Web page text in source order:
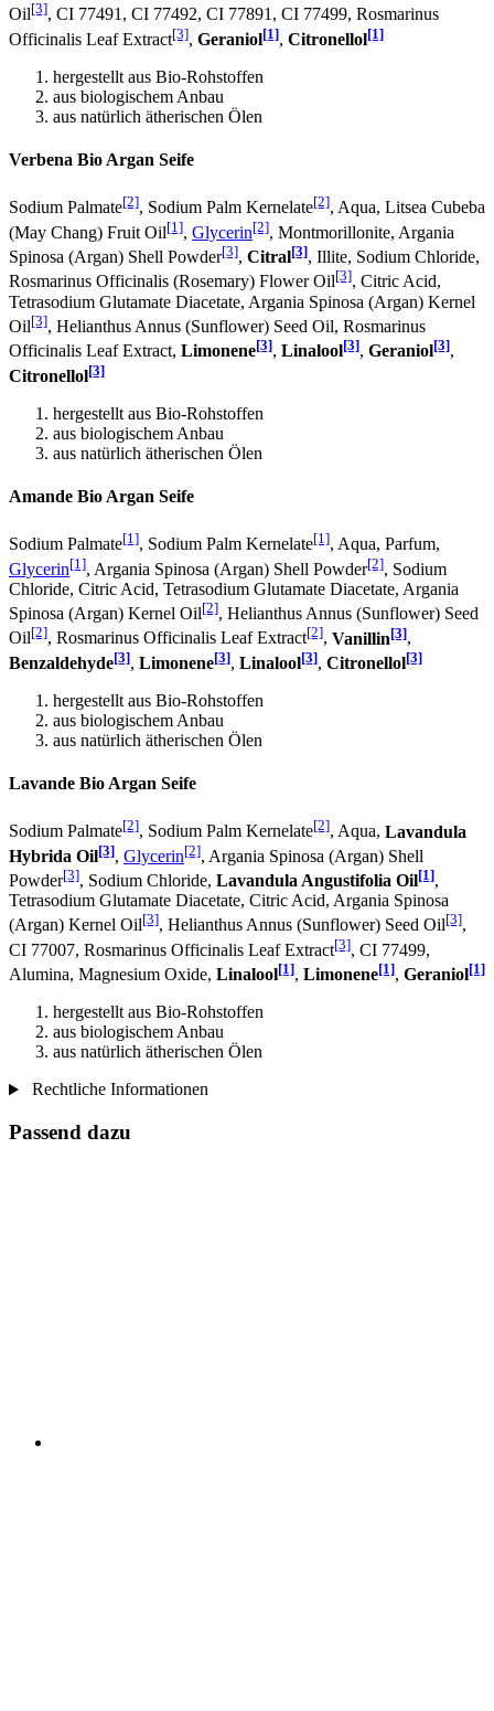
Oil[3], CI 77491, CI 77492, CI 77891, CI 77499, Rosmarinus
Officinalis Leaf Extract[3], Geraniol[1], Citronellol[1]
hergestellt aus Bio-Rohstoffen
aus biologischem Anbau
aus natürlich ätherischen Ölen
Verbena Bio Argan Seife
Sodium Palmate[2], Sodium Palm Kernelate[2], Aqua, Litsea Cubeba
(May Chang) Fruit Oil[1], Glycerin[2], Montmorillonite, Argania
Spinosa (Argan) Shell Powder[3], Citral[3], Illite, Sodium Chloride,
Rosmarinus Officinalis (Rosemary) Flower Oil[3], Citric Acid,
Tetrasodium Glutamate Diacetate, Argania Spinosa (Argan) Kernel
Oil[3], Helianthus Annus (Sunflower) Seed Oil, Rosmarinus
Officinalis Leaf Extract, Limonene[3], Linalool[3], Geraniol[3],
Citronellol[3]
hergestellt aus Bio-Rohstoffen
aus biologischem Anbau
aus natürlich ätherischen Ölen
Amande Bio Argan Seife
Sodium Palmate[1], Sodium Palm Kernelate[1], Aqua, Parfum,
Glycerin[1], Argania Spinosa (Argan) Shell Powder[2], Sodium
Chloride, Citric Acid, Tetrasodium Glutamate Diacetate, Argania
Spinosa (Argan) Kernel Oil[2], Helianthus Annus (Sunflower) Seed
Oil[2], Rosmarinus Officinalis Leaf Extract[2], Vanillin[3],
Benzaldehyde[3], Limonene[3], Linalool[3], Citronellol[3]
hergestellt aus Bio-Rohstoffen
aus biologischem Anbau
aus natürlich ätherischen Ölen
Lavande Bio Argan Seife
Sodium Palmate[2], Sodium Palm Kernelate[2], Aqua, Lavandula
Hybrida Oil[3], Glycerin[2], Argania Spinosa (Argan) Shell
Powder[3], Sodium Chloride, Lavandula Angustifolia Oil[1],
Tetrasodium Glutamate Diacetate, Citric Acid, Argania Spinosa
(Argan) Kernel Oil[3], Helianthus Annus (Sunflower) Seed Oil[3],
CI 77007, Rosmarinus Officinalis Leaf Extract[3], CI 77499,
Alumina, Magnesium Oxide, Linalool[1], Limonene[1], Geraniol[1]
hergestellt aus Bio-Rohstoffen
aus biologischem Anbau
aus natürlich ätherischen Ölen
Rechtliche Informationen
Passend dazu